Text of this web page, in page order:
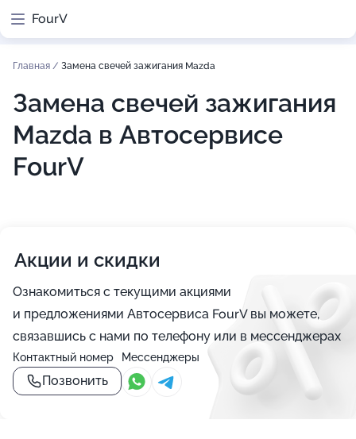
FourV
Главная / Замена свечей зажигания Mazda
Замена свечей зажигания
Mazda в Автосервисе
FourV
Акции и скидки
Ознакомиться с текущими акциями
и предложениями Автосервиса FourV вы можете,
связавшись с нами по телефону или в мессенджерах
Контактный номер
Позвонить
Мессенджеры